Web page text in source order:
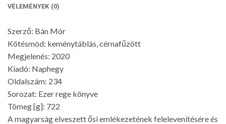
VÉLEMÉNYEK (0)
Szerző: Bán Mór
Kötésmód: keménytáblás, cérnafűzött
Megjelenés: 2020
Kiadó: Naphegy
Oldalszám: 234
Sorozat: Ezer rege könyve
Tömeg [g]: 722
A magyarság elveszett ősi emlékezetének felelevenítésére és